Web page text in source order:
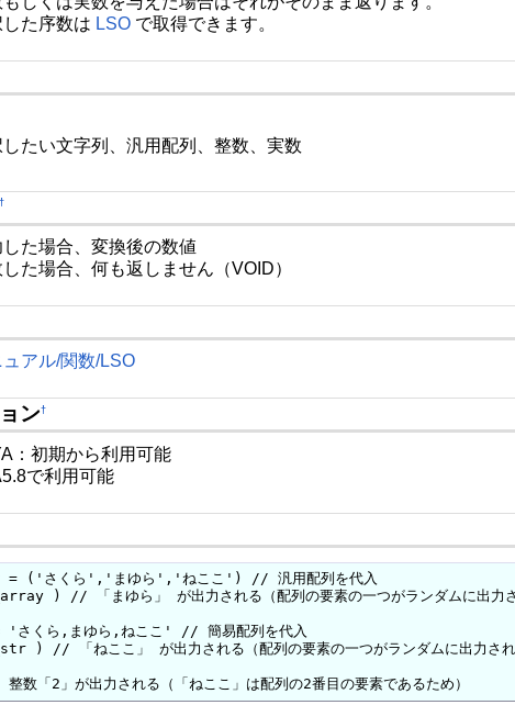
た序数は LSO で取得できます。
たい文字列、汎用配列、整数、実数
†
した場合、変換後の数値
た場合、何も返しません（VOID）
ュアル/関数/LSO
ン†
：初期から利用可能
で利用可能
= ('さくら','まゆら','ねここ') // 汎用配列を代入
) // 「まゆら」 が出力される（配列の要素の一つがランダムに出力さ
さくら,まゆら,ねここ' // 簡易配列を代入
) // 「ねここ」 が出力される（配列の要素の一つがランダムに出力され
数「2」が出力される（「ねここ」は配列の2番目の要素であるため）